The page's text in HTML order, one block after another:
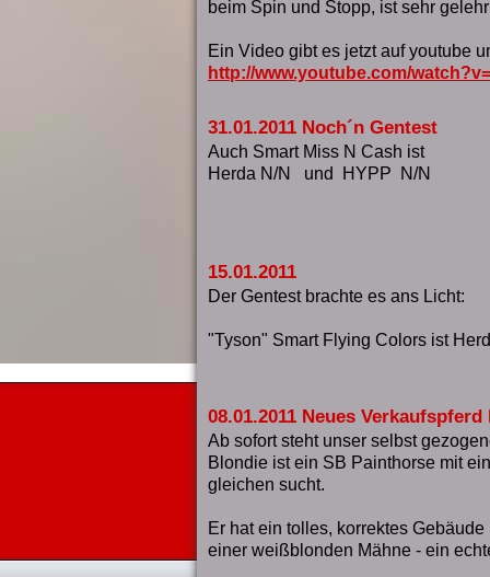
beim Spin und Stopp, ist sehr
Ein Video gibt es jetzt auf youtube
http://www.youtube.com/
31.01.2011 Noch´n Gentest
Auch Smart Miss N Cash ist
Herda N/N und HYPP N/N
15.01.2011
Der Gentest brachte es ans Licht:
"Tyson" Smart Flying Colors ist
08.01.2011 Neues
Ab sofort steht unser selbst
Blondie ist ein SB Painthorse mit
gleichen sucht.
Er hat ein tolles, korrektes
einer weißblonden Mähne - ein